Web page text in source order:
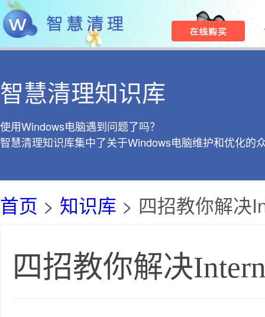
智慧清理知识库
使用Windows电脑遇到问题了吗？
智慧清理知识库集中了关于Windows电脑维护和优化的
首页 > 知识库 > 四招教你解决
四招教你解决